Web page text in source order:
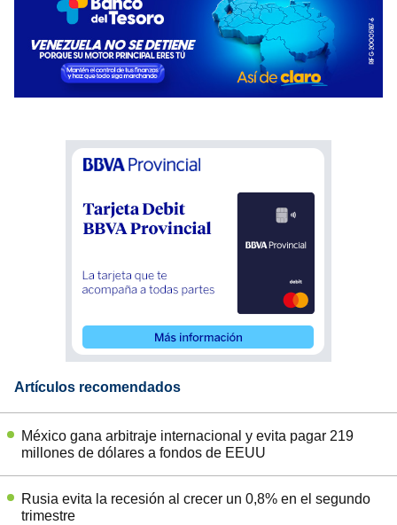
Artículos recomendados
México gana arbitraje internacional y evita pagar 219
millones de dólares a fondos de EEUU
Rusia evita la recesión al crecer un 0,8% en el segundo
trimestre